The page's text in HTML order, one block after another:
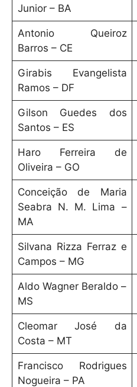
Junior – BA
Antonio Queiroz
Barros – CE
Girabis Evangelista
Ramos – DF
Gilson Guedes dos
Santos – ES
Haro Ferreira de
Oliveira – GO
Conceição de Maria
Seabra N. M. Lima –
MA
Silvana Rizza Ferraz e
Campos – MG
Aldo Wagner Beraldo –
MS
Cleomar José da
Costa – MT
Francisco Rodrigues
Nogueira – PA